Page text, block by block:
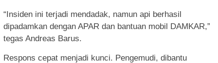
“Insiden ini terjadi mendadak, namun api berhasil
dipadamkan dengan APAR dan bantuan mobil DAMKAR,”
tegas Andreas Barus.
Respons cepat menjadi kunci. Pengemudi, dibantu